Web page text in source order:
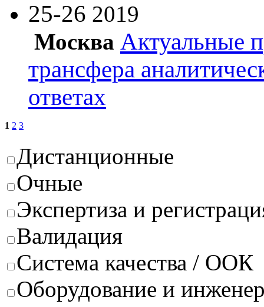
25-26 2019
Москва Актуальные
трансфера
ответах
1 2 3
Дистанционные
Очные
Экспертиза и
Валидация
Система качества / ООК
Оборудование и